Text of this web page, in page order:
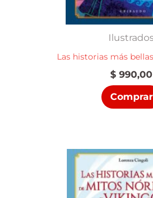
Las historias más
$ 990,00
Comprar